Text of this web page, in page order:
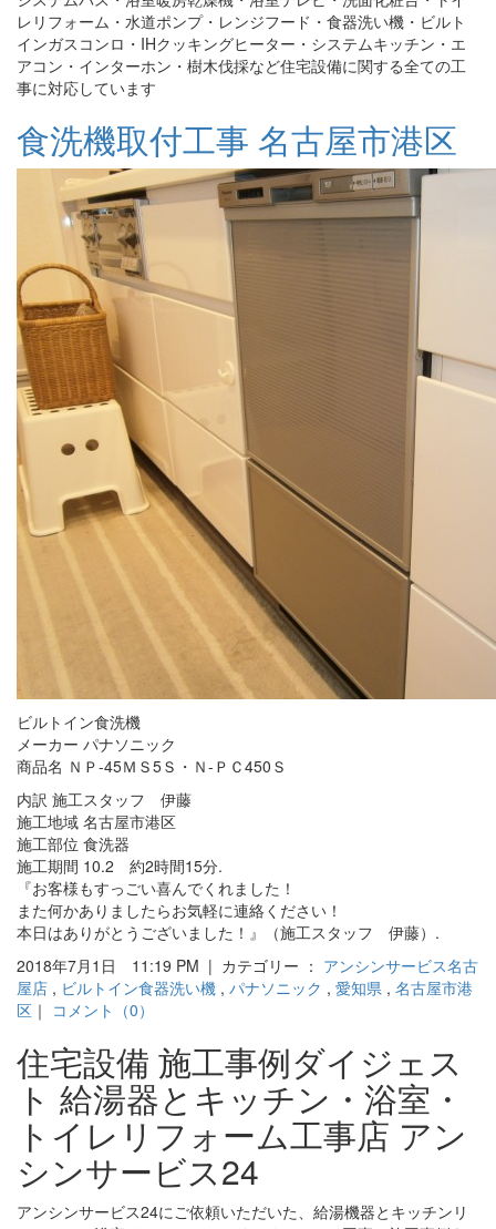
レリフォーム・水道ポンプ・レンジフード・食器洗い機・ビルト
インガスコンロ・IHクッキングヒーター・システムキッチン・エ
アコン・インターホン・樹木伐採など住宅設備に関する全ての工
事に対応しています
食洗機取付工事 名古屋市港区
ビルトイン食洗機
メーカー パナソニック
商品名 ＮＰ-45ＭＳ5Ｓ・Ｎ-ＰＣ450Ｓ
内訳 施工スタッフ 伊藤
施工地域 名古屋市港区
施工部位 食洗器
施工期間 10.2 約2時間15分.
『お客様もすっごい喜んでくれました！
また何かありましたらお気軽に連絡ください！
本日はありがとうございました！』（施工スタッフ 伊藤）.
2018年7月1日 11:19 PM | カテゴリー ： アンシンサービス名古
屋店 , ビルトイン食器洗い機 , パナソニック , 愛知県 , 名古屋市港
区 ｜ コメント（0）
住宅設備 施工事例ダイジェス
ト 給湯器とキッチン・浴室・
トイレリフォーム工事店 アン
シンサービス24
アンシンサービス24にご依頼いただいた、給湯機器とキッチンリ